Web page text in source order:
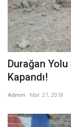
Durağan
Kapandı!
Admin Mar 27, 2018